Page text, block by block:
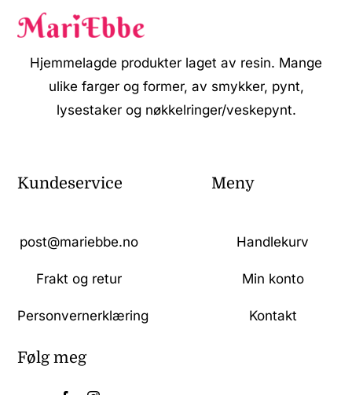
Hjemmelagde produkter laget av resin. Mange
ulike farger og former, av smykker, pynt,
lysestaker og nøkkelringer/veskepynt.
Kundeservice
post@mariebbe.no
Frakt og retur
Personvernerklæring
Meny
Handlekurv
Min konto
Kontakt
Følg meg